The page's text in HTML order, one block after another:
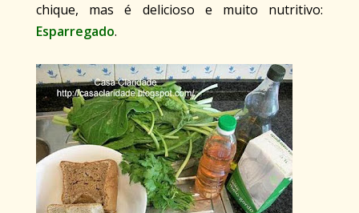
chique, mas é delicioso e muito nutritivo:
Esparregado.